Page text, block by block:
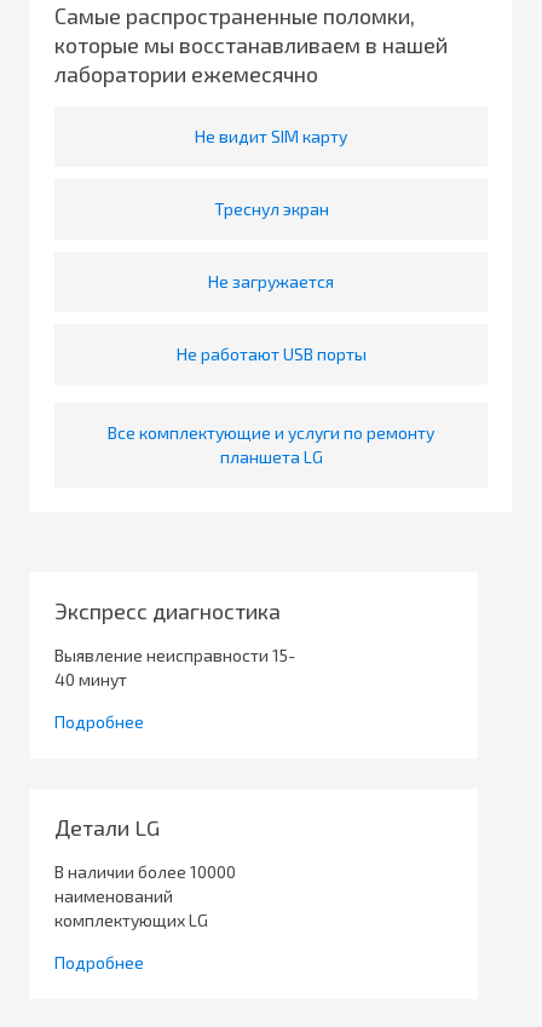
Самые распространенные поломки,
которые мы восстанавливаем в нашей
лаборатории ежемесячно
Не видит SIM карту
Треснул экран
Не загружается
Не работают USB порты
Все комплектующие и услуги по ремонту
планшета LG
Экспресс диагностика
Выявление неисправности 15-
40 минут
Подробнее
Детали LG
В наличии более 10000
наименований
комплектующих LG
Подробнее